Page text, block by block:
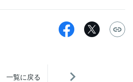
一覧に戻る